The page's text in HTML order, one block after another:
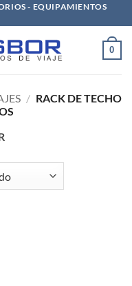
- EQUIPAMIENTOS
0
/ RACK DE TECHO